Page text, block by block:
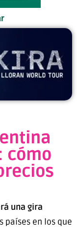
cómo
una gira
países en los que